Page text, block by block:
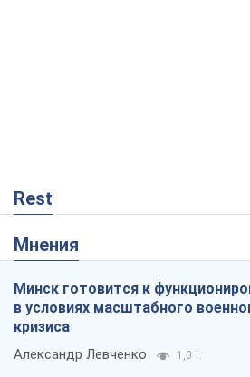
Rest
Мнения
Минск готовится к
в условиях масштабного
кризиса
Александр Левченко 1,0 т.